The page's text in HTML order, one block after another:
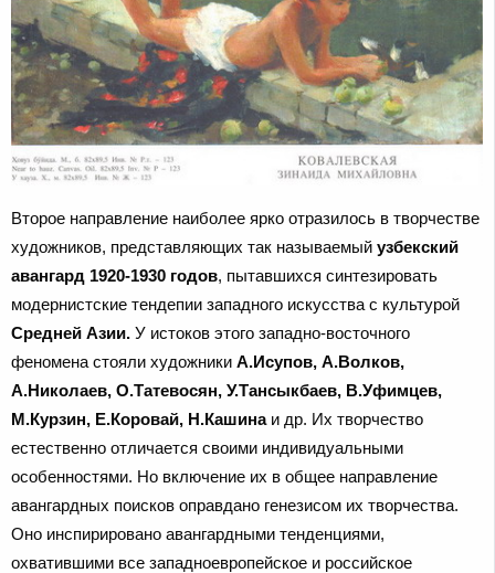
Второе направление наиболее ярко отразилось в творчестве
художников, представляющих так называемый узбекский
авангард 1920-1930 годов, пытавшихся синтезировать
модернистские тендепии западного искусства с культурой
Средней Азии. У истоков этого западно-восточного
феномена стояли художники А.Исупов, А.Волков,
А.Николаев, О.Татевосян, У.Тансыкбаев, В.Уфимцев,
М.Курзин, Е.Коровай, Н.Кашина и др. Их творчество
естественно отличается своими индивидуальными
особенностями. Но включение их в общее направление
авангардных поисков оправдано генезисом их творчества.
Оно инспирировано авангардными тенденциями,
охватившими все западноевропейское и российское